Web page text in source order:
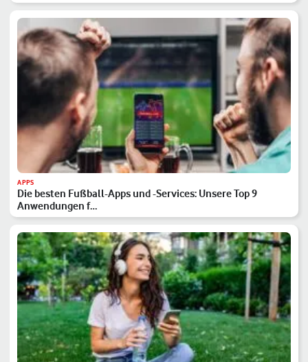
APPS
Die besten Fußball-Apps und -Services: Unsere Top 9
Anwendungen f…